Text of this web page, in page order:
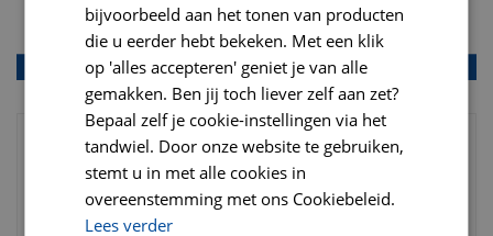
bijvoorbeeld aan het tonen van producten
die u eerder hebt bekeken. Met een klik
op 'alles accepteren' geniet je van alle
gemakken. Ben jij toch liever zelf aan zet?
Bepaal zelf je cookie-instellingen via het
tandwiel. Door onze website te gebruiken,
stemt u in met alle cookies in
overeenstemming met ons Cookiebeleid.
Lees verder